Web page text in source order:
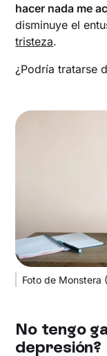
hacer nada me
disminuye el
tristeza.
¿Podría tratarse
Foto de Monstera
No tengo
depresión?